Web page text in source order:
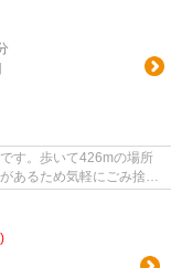
す。歩いて426mの場所
あるため気軽にごみ捨て